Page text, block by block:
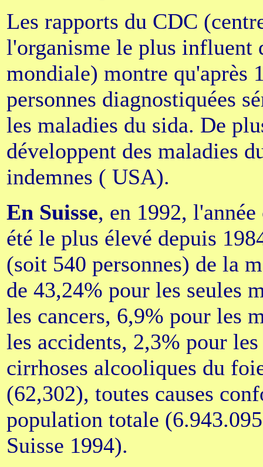
Les rapports du CDC
l'organisme le plus influent
mondiale) montre qu'après
personnes diagnostiquées
les maladies du sida. De
développent des maladies
indemnes ( USA).
En Suisse, en 1992,
été le plus élevé depuis
(soit 540 personnes) de la
de 43,24% pour les seules
les cancers, 6,9% pour les
les accidents, 2,3% pour
cirrhoses alcooliques du
(62,302), toutes causes
population totale
Suisse 1994).